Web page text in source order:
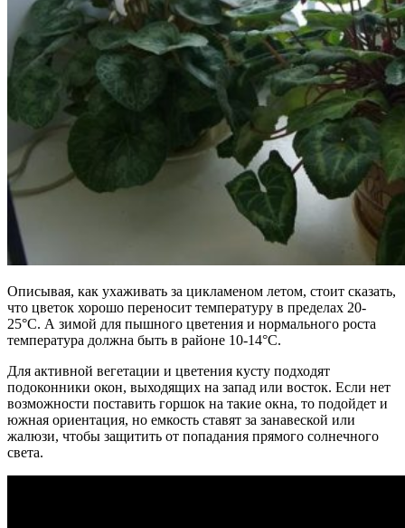
Описывая, как ухаживать за цикламеном летом, стоит сказать,
что цветок хорошо переносит температуру в пределах 20-
25°С. А зимой для пышного цветения и нормального роста
температура должна быть в районе 10-14°С.
Для активной вегетации и цветения кусту подходят
подоконники окон, выходящих на запад или восток. Если нет
возможности поставить горшок на такие окна, то подойдет и
южная ориентация, но емкость ставят за занавеской или
жалюзи, чтобы защитить от попадания прямого солнечного
света.